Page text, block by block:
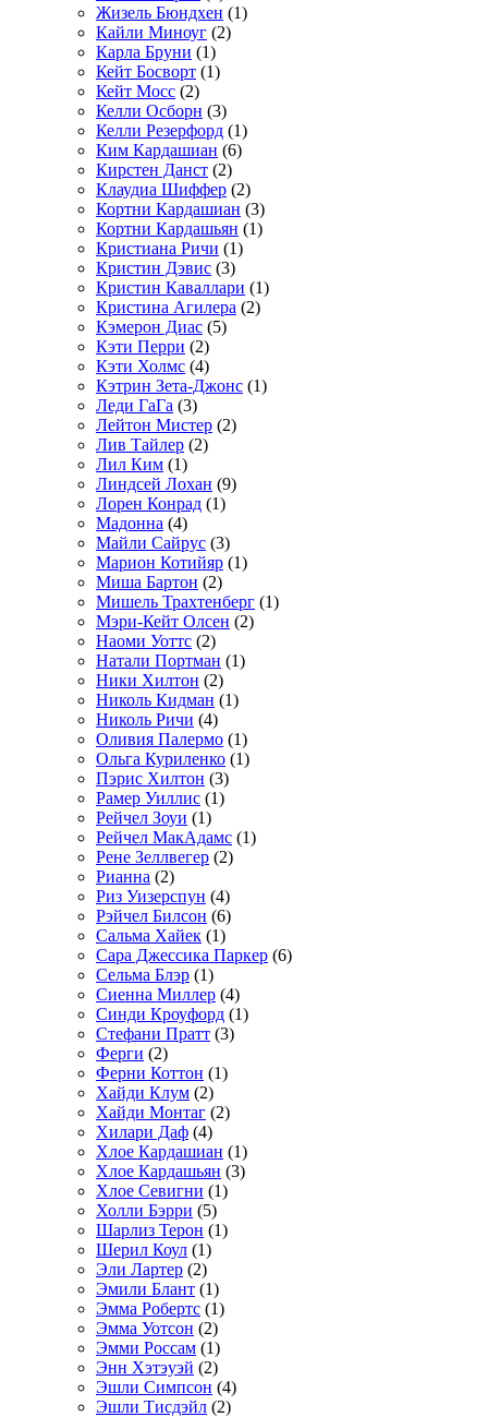
Жизель Бюндхен (1)
Кайли Миноуг (2)
Карла Бруни (1)
Кейт Босворт (1)
Кейт Мосс (2)
Келли Осборн (3)
Келли Резерфорд (1)
Ким Кардашиан (6)
Кирстен Данст (2)
Клаудиа Шиффер (2)
Кортни Кардашиан (3)
Кортни Кардашьян (1)
Кристиана Ричи (1)
Кристин Дэвис (3)
Кристин Каваллари (1)
Кристина Агилера (2)
Кэмерон Диас (5)
Кэти Перри (2)
Кэти Холмс (4)
Кэтрин Зета-Джонс (1)
Леди ГаГа (3)
Лейтон Мистер (2)
Лив Тайлер (2)
Лил Ким (1)
Линдсей Лохан (9)
Лорен Конрад (1)
Мадонна (4)
Майли Сайрус (3)
Марион Котийяр (1)
Миша Бартон (2)
Мишель Трахтенберг (1)
Мэри-Кейт Олсен (2)
Наоми Уоттс (2)
Натали Портман (1)
Ники Хилтон (2)
Николь Кидман (1)
Николь Ричи (4)
Оливия Палермо (1)
Ольга Куриленко (1)
Пэрис Хилтон (3)
Рамер Уиллис (1)
Рейчел Зоуи (1)
Рейчел МакАдамс (1)
Рене Зеллвегер (2)
Рианна (2)
Риз Уизерспун (4)
Рэйчел Билсон (6)
Сальма Хайек (1)
Сара Джессика Паркер (6)
Сельма Блэр (1)
Сиенна Миллер (4)
Синди Кроуфорд (1)
Стефани Пратт (3)
Ферги (2)
Ферни Коттон (1)
Хайди Клум (2)
Хайди Монтаг (2)
Хилари Даф (4)
Хлое Кардашиан (1)
Хлое Кардашьян (3)
Хлое Севигни (1)
Холли Бэрри (5)
Шарлиз Терон (1)
Шерил Коул (1)
Эли Лартер (2)
Эмили Блант (1)
Эмма Робертс (1)
Эмма Уотсон (2)
Эмми Россам (1)
Энн Хэтэуэй (2)
Эшли Симпсон (4)
Эшли Тисдэйл (2)